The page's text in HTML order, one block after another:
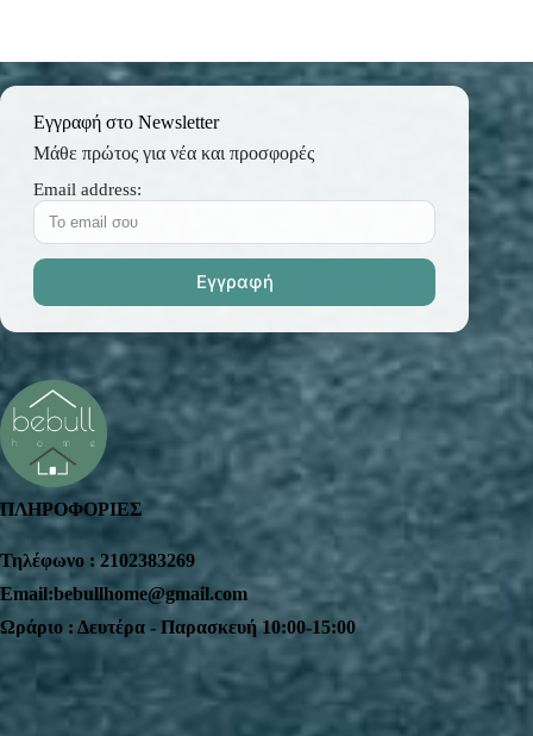
Εγγραφή στο Newsletter
Μάθε πρώτος για νέα και προσφορές
Email address:
ΠΛΗΡΟΦΟΡΙΕΣ
Τηλέφωνο : 2102383269
Email:bebullhome@gmail.com
Ωράριο : Δευτέρα - Παρασκευή 10:00-15:00